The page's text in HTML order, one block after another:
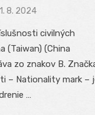
8. 2024
civilných
(Taiwan) (China
zo znakov B.
– Nationality mark –
…